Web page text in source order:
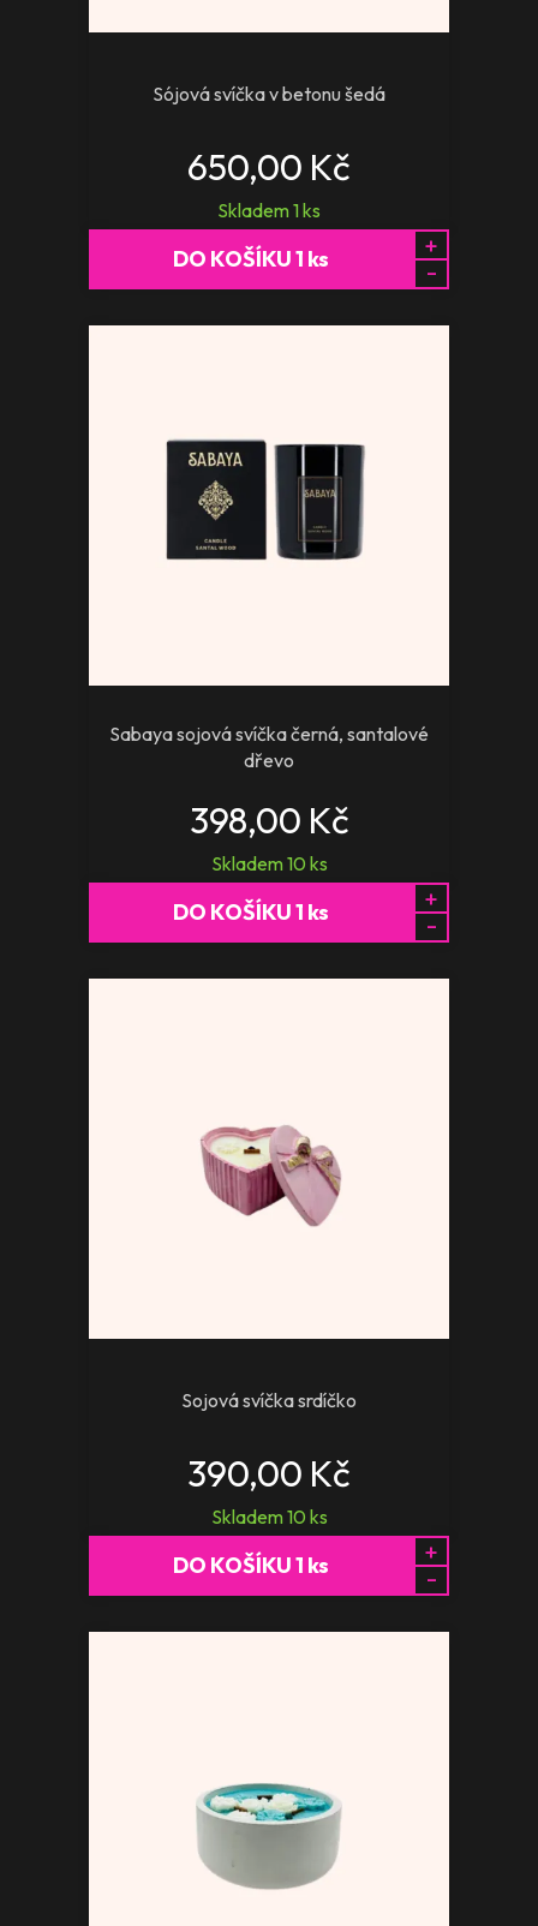
Sójová svíčka v betonu šedá
650,00 Kč
Skladem1ks
DO KOŠÍKU1 ks
+
-
Sabaya sojová svíčka černá, santalové
dřevo
398,00 Kč
Skladem10 ks
DO KOŠÍKU1 ks
+
-
Sojová svíčka srdíčko
390,00 Kč
Skladem10 ks
DO KOŠÍKU1 ks
+
-